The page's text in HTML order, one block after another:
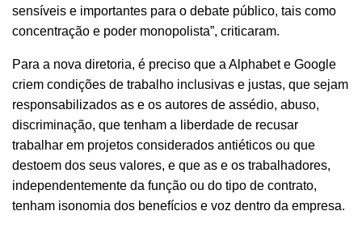
sensíveis e importantes para o debate público, tais como
concentração e poder monopolista”, criticaram.
Para a nova diretoria, é preciso que a Alphabet e Google
criem condições de trabalho inclusivas e justas, que sejam
responsabilizados as e os autores de assédio, abuso,
discriminação, que tenham a liberdade de recusar
trabalhar em projetos considerados antiéticos ou que
destoem dos seus valores, e que as e os trabalhadores,
independentemente da função ou do tipo de contrato,
tenham isonomia dos benefícios e voz dentro da empresa.